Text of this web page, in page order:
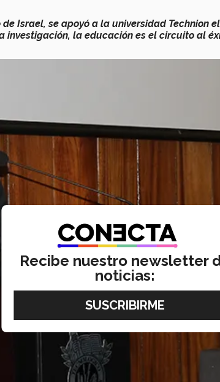
Israel, se apoyó a la universidad Technion
la educación es el circuito al
Recibe nuestro newsletter
noticias: